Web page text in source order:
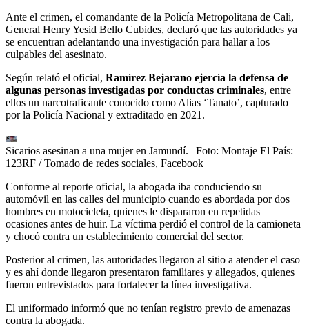
Ante el crimen, el comandante de la Policía Metropolitana de Cali,
General Henry Yesid Bello Cubides, declaró que las autoridades ya
se encuentran adelantando una investigación para hallar a los
culpables del asesinato.
Según relató el oficial, Ramírez Bejarano ejercía la defensa de
algunas personas investigadas por conductas criminales, entre
ellos un narcotraficante conocido como Alias ‘Tanato’, capturado
por la Policía Nacional y extraditado en 2021.
Sicarios asesinan a una mujer en Jamundí. | Foto: Montaje El País:
123RF / Tomado de redes sociales, Facebook
Conforme al reporte oficial, la abogada iba conduciendo su
automóvil en las calles del municipio cuando es abordada por dos
hombres en motocicleta, quienes le dispararon en repetidas
ocasiones antes de huir. La víctima perdió el control de la camioneta
y chocó contra un establecimiento comercial del sector.
Posterior al crimen, las autoridades llegaron al sitio a atender el caso
y es ahí donde llegaron presentaron familiares y allegados, quienes
fueron entrevistados para fortalecer la línea investigativa.
El uniformado informó que no tenían registro previo de amenazas
contra la abogada.